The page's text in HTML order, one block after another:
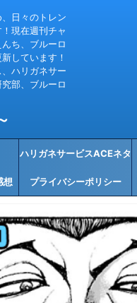
日々のトレン
現在週刊チャ
ち、ブルーロ
しています！
ハリガネサー
部、ブルーロ
ハリガネサービスACEネタ
バレ感想
想 プライバシーポリシー